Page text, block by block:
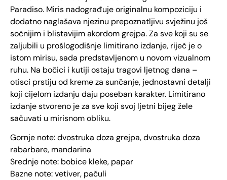
Paradiso. Miris nadograđuje originalnu kompoziciju i
dodatno naglašava njezinu prepoznatljivu svježinu još
sočnijim i blistavijim akordom grejpa. Za sve koji su se
zaljubili u prošlogodišnje limitirano izdanje, riječ je o
istom mirisu, sada predstavljenom u novom vizualnom
ruhu. Na bočici i kutiji ostaju tragovi ljetnog dana –
otisci prstiju od kreme za sunčanje, jednostavni detalji
koji cijelom izdanju daju poseban karakter. Limitirano
izdanje stvoreno je za sve koji svoj ljetni bijeg žele
sačuvati u mirisnom obliku.
Gornje note: dvostruka doza grejpa, dvostruka doza
rabarbare, mandarina
Srednje note: bobice kleke, papar
Bazne note: vetiver, pačuli